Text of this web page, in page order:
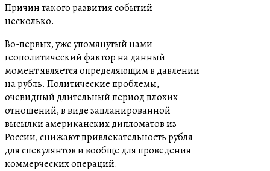
Причин такого развития событий
несколько.
Во-первых, уже упомянутый нами
геополитический фактор на данный
момент является определяющим в давлении
на рубль. Политические проблемы,
очевидный длительный период плохих
отношений, в виде запланированной
высылки американских дипломатов из
России, снижают привлекательность рубля
для спекулянтов и вообще для проведения
коммерческих операций.